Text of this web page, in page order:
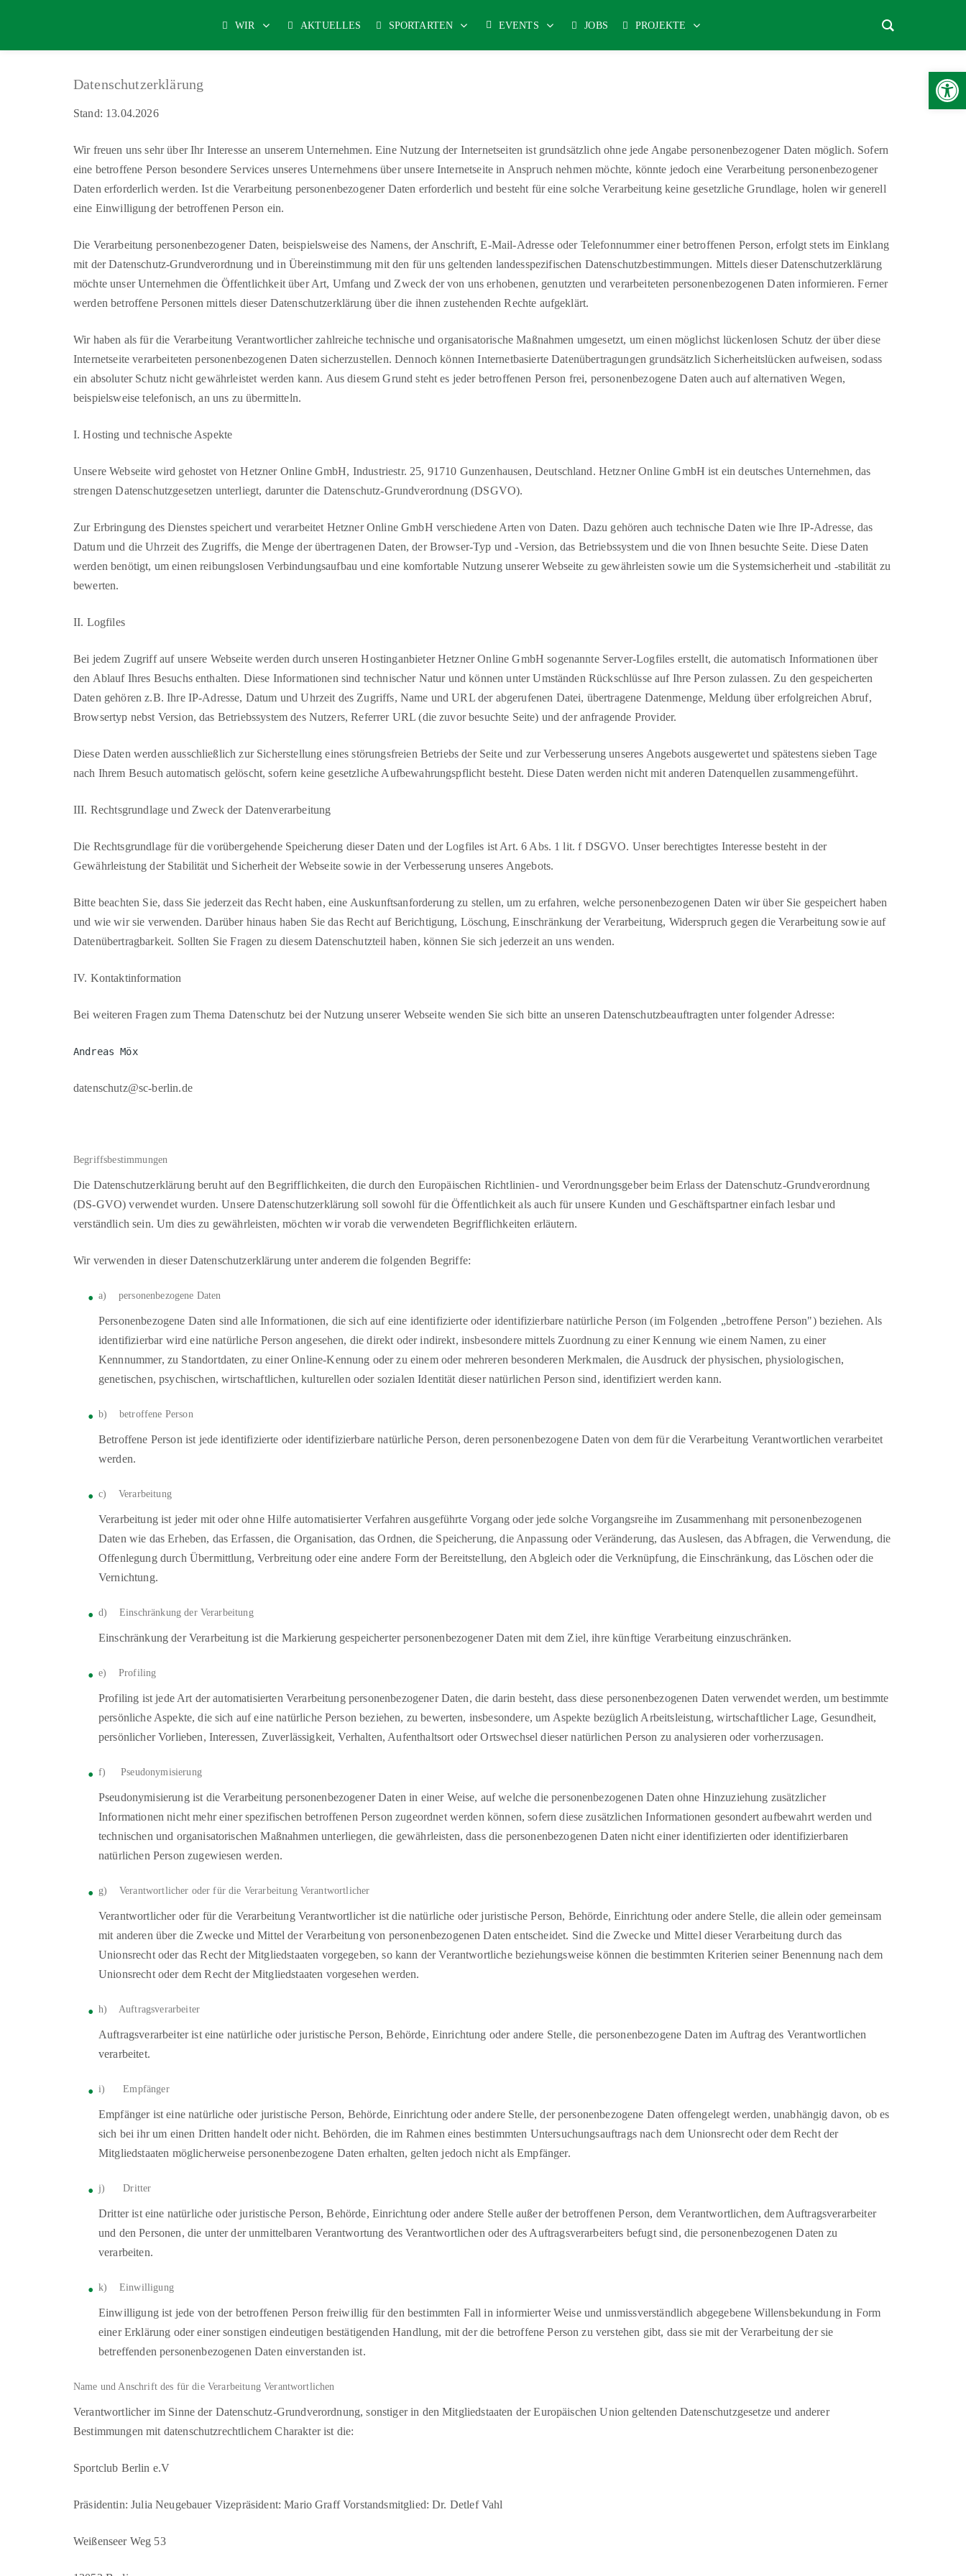
WIR AKTUELLES SPORTARTEN EVENTS JOBS PROJEKTE
Datenschutzerklärung
Stand: 13.04.2026
Wir freuen uns sehr über Ihr Interesse an unserem Unternehmen. Eine Nutzung der Internetseiten ist grundsätzlich ohne jede Angabe personenbezogener Daten möglich. Sofern
eine betroffene Person besondere Services unseres Unternehmens über unsere Internetseite in Anspruch nehmen möchte, könnte jedoch eine Verarbeitung personenbezogener
Daten erforderlich werden. Ist die Verarbeitung personenbezogener Daten erforderlich und besteht für eine solche Verarbeitung keine gesetzliche Grundlage, holen wir generell
eine Einwilligung der betroffenen Person ein.
Die Verarbeitung personenbezogener Daten, beispielsweise des Namens, der Anschrift, E-Mail-Adresse oder Telefonnummer einer betroffenen Person, erfolgt stets im Einklang
mit der Datenschutz-Grundverordnung und in Übereinstimmung mit den für uns geltenden landesspezifischen Datenschutzbestimmungen. Mittels dieser Datenschutzerklärung
möchte unser Unternehmen die Öffentlichkeit über Art, Umfang und Zweck der von uns erhobenen, genutzten und verarbeiteten personenbezogenen Daten informieren. Ferner
werden betroffene Personen mittels dieser Datenschutzerklärung über die ihnen zustehenden Rechte aufgeklärt.
Wir haben als für die Verarbeitung Verantwortlicher zahlreiche technische und organisatorische Maßnahmen umgesetzt, um einen möglichst lückenlosen Schutz der über diese
Internetseite verarbeiteten personenbezogenen Daten sicherzustellen. Dennoch können Internetbasierte Datenübertragungen grundsätzlich Sicherheitslücken aufweisen, sodass
ein absoluter Schutz nicht gewährleistet werden kann. Aus diesem Grund steht es jeder betroffenen Person frei, personenbezogene Daten auch auf alternativen Wegen,
beispielsweise telefonisch, an uns zu übermitteln.
I. Hosting und technische Aspekte
Unsere Webseite wird gehostet von Hetzner Online GmbH, Industriestr. 25, 91710 Gunzenhausen, Deutschland. Hetzner Online GmbH ist ein deutsches Unternehmen, das
strengen Datenschutzgesetzen unterliegt, darunter die Datenschutz-Grundverordnung (DSGVO).
Zur Erbringung des Dienstes speichert und verarbeitet Hetzner Online GmbH verschiedene Arten von Daten. Dazu gehören auch technische Daten wie Ihre IP-Adresse, das
Datum und die Uhrzeit des Zugriffs, die Menge der übertragenen Daten, der Browser-Typ und -Version, das Betriebssystem und die von Ihnen besuchte Seite. Diese Daten
werden benötigt, um einen reibungslosen Verbindungsaufbau und eine komfortable Nutzung unserer Webseite zu gewährleisten sowie um die Systemsicherheit und -stabilität zu
bewerten.
II. Logfiles
Bei jedem Zugriff auf unsere Webseite werden durch unseren Hostinganbieter Hetzner Online GmbH sogenannte Server-Logfiles erstellt, die automatisch Informationen über
den Ablauf Ihres Besuchs enthalten. Diese Informationen sind technischer Natur und können unter Umständen Rückschlüsse auf Ihre Person zulassen. Zu den gespeicherten
Daten gehören z.B. Ihre IP-Adresse, Datum und Uhrzeit des Zugriffs, Name und URL der abgerufenen Datei, übertragene Datenmenge, Meldung über erfolgreichen Abruf,
Browsertyp nebst Version, das Betriebssystem des Nutzers, Referrer URL (die zuvor besuchte Seite) und der anfragende Provider.
Diese Daten werden ausschließlich zur Sicherstellung eines störungsfreien Betriebs der Seite und zur Verbesserung unseres Angebots ausgewertet und spätestens sieben Tage
nach Ihrem Besuch automatisch gelöscht, sofern keine gesetzliche Aufbewahrungspflicht besteht. Diese Daten werden nicht mit anderen Datenquellen zusammengeführt.
III. Rechtsgrundlage und Zweck der Datenverarbeitung
Die Rechtsgrundlage für die vorübergehende Speicherung dieser Daten und der Logfiles ist Art. 6 Abs. 1 lit. f DSGVO. Unser berechtigtes Interesse besteht in der
Gewährleistung der Stabilität und Sicherheit der Webseite sowie in der Verbesserung unseres Angebots.
Bitte beachten Sie, dass Sie jederzeit das Recht haben, eine Auskunftsanforderung zu stellen, um zu erfahren, welche personenbezogenen Daten wir über Sie gespeichert haben
und wie wir sie verwenden. Darüber hinaus haben Sie das Recht auf Berichtigung, Löschung, Einschränkung der Verarbeitung, Widerspruch gegen die Verarbeitung sowie auf
Datenübertragbarkeit. Sollten Sie Fragen zu diesem Datenschutzteil haben, können Sie sich jederzeit an uns wenden.
IV. Kontaktinformation
Bei weiteren Fragen zum Thema Datenschutz bei der Nutzung unserer Webseite wenden Sie sich bitte an unseren Datenschutzbeauftragten unter folgender Adresse:
Andreas Möx
datenschutz@sc-berlin.de
Begriffsbestimmungen
Die Datenschutzerklärung beruht auf den Begrifflichkeiten, die durch den Europäischen Richtlinien- und Verordnungsgeber beim Erlass der Datenschutz-Grundverordnung
(DS-GVO) verwendet wurden. Unsere Datenschutzerklärung soll sowohl für die Öffentlichkeit als auch für unsere Kunden und Geschäftspartner einfach lesbar und
verständlich sein. Um dies zu gewährleisten, möchten wir vorab die verwendeten Begrifflichkeiten erläutern.
Wir verwenden in dieser Datenschutzerklärung unter anderem die folgenden Begriffe:
a) personenbezogene Daten
Personenbezogene Daten sind alle Informationen, die sich auf eine identifizierte oder identifizierbare natürliche Person (im Folgenden „betroffene Person") beziehen. Als
identifizierbar wird eine natürliche Person angesehen, die direkt oder indirekt, insbesondere mittels Zuordnung zu einer Kennung wie einem Namen, zu einer
Kennnummer, zu Standortdaten, zu einer Online-Kennung oder zu einem oder mehreren besonderen Merkmalen, die Ausdruck der physischen, physiologischen,
genetischen, psychischen, wirtschaftlichen, kulturellen oder sozialen Identität dieser natürlichen Person sind, identifiziert werden kann.
b) betroffene Person
Betroffene Person ist jede identifizierte oder identifizierbare natürliche Person, deren personenbezogene Daten von dem für die Verarbeitung Verantwortlichen verarbeitet
werden.
c) Verarbeitung
Verarbeitung ist jeder mit oder ohne Hilfe automatisierter Verfahren ausgeführte Vorgang oder jede solche Vorgangsreihe im Zusammenhang mit personenbezogenen
Daten wie das Erheben, das Erfassen, die Organisation, das Ordnen, die Speicherung, die Anpassung oder Veränderung, das Auslesen, das Abfragen, die Verwendung, die
Offenlegung durch Übermittlung, Verbreitung oder eine andere Form der Bereitstellung, den Abgleich oder die Verknüpfung, die Einschränkung, das Löschen oder die
Vernichtung.
d) Einschränkung der Verarbeitung
Einschränkung der Verarbeitung ist die Markierung gespeicherter personenbezogener Daten mit dem Ziel, ihre künftige Verarbeitung einzuschränken.
e) Profiling
Profiling ist jede Art der automatisierten Verarbeitung personenbezogener Daten, die darin besteht, dass diese personenbezogenen Daten verwendet werden, um bestimmte
persönliche Aspekte, die sich auf eine natürliche Person beziehen, zu bewerten, insbesondere, um Aspekte bezüglich Arbeitsleistung, wirtschaftlicher Lage, Gesundheit,
persönlicher Vorlieben, Interessen, Zuverlässigkeit, Verhalten, Aufenthaltsort oder Ortswechsel dieser natürlichen Person zu analysieren oder vorherzusagen.
f) Pseudonymisierung
Pseudonymisierung ist die Verarbeitung personenbezogener Daten in einer Weise, auf welche die personenbezogenen Daten ohne Hinzuziehung zusätzlicher
Informationen nicht mehr einer spezifischen betroffenen Person zugeordnet werden können, sofern diese zusätzlichen Informationen gesondert aufbewahrt werden und
technischen und organisatorischen Maßnahmen unterliegen, die gewährleisten, dass die personenbezogenen Daten nicht einer identifizierten oder identifizierbaren
natürlichen Person zugewiesen werden.
g) Verantwortlicher oder für die Verarbeitung Verantwortlicher
Verantwortlicher oder für die Verarbeitung Verantwortlicher ist die natürliche oder juristische Person, Behörde, Einrichtung oder andere Stelle, die allein oder gemeinsam
mit anderen über die Zwecke und Mittel der Verarbeitung von personenbezogenen Daten entscheidet. Sind die Zwecke und Mittel dieser Verarbeitung durch das
Unionsrecht oder das Recht der Mitgliedstaaten vorgegeben, so kann der Verantwortliche beziehungsweise können die bestimmten Kriterien seiner Benennung nach dem
Unionsrecht oder dem Recht der Mitgliedstaaten vorgesehen werden.
h) Auftragsverarbeiter
Auftragsverarbeiter ist eine natürliche oder juristische Person, Behörde, Einrichtung oder andere Stelle, die personenbezogene Daten im Auftrag des Verantwortlichen
verarbeitet.
i) Empfänger
Empfänger ist eine natürliche oder juristische Person, Behörde, Einrichtung oder andere Stelle, der personenbezogene Daten offengelegt werden, unabhängig davon, ob es
sich bei ihr um einen Dritten handelt oder nicht. Behörden, die im Rahmen eines bestimmten Untersuchungsauftrags nach dem Unionsrecht oder dem Recht der
Mitgliedstaaten möglicherweise personenbezogene Daten erhalten, gelten jedoch nicht als Empfänger.
j) Dritter
Dritter ist eine natürliche oder juristische Person, Behörde, Einrichtung oder andere Stelle außer der betroffenen Person, dem Verantwortlichen, dem Auftragsverarbeiter
und den Personen, die unter der unmittelbaren Verantwortung des Verantwortlichen oder des Auftragsverarbeiters befugt sind, die personenbezogenen Daten zu
verarbeiten.
k) Einwilligung
Einwilligung ist jede von der betroffenen Person freiwillig für den bestimmten Fall in informierter Weise und unmissverständlich abgegebene Willensbekundung in Form
einer Erklärung oder einer sonstigen eindeutigen bestätigenden Handlung, mit der die betroffene Person zu verstehen gibt, dass sie mit der Verarbeitung der sie
betreffenden personenbezogenen Daten einverstanden ist.
Name und Anschrift des für die Verarbeitung Verantwortlichen
Verantwortlicher im Sinne der Datenschutz-Grundverordnung, sonstiger in den Mitgliedstaaten der Europäischen Union geltenden Datenschutzgesetze und anderer
Bestimmungen mit datenschutzrechtlichem Charakter ist die:
Sportclub Berlin e.V
Präsidentin: Julia Neugebauer Vizepräsident: Mario Graff Vorstandsmitglied: Dr. Detlef Vahl
Weißenseer Weg 53